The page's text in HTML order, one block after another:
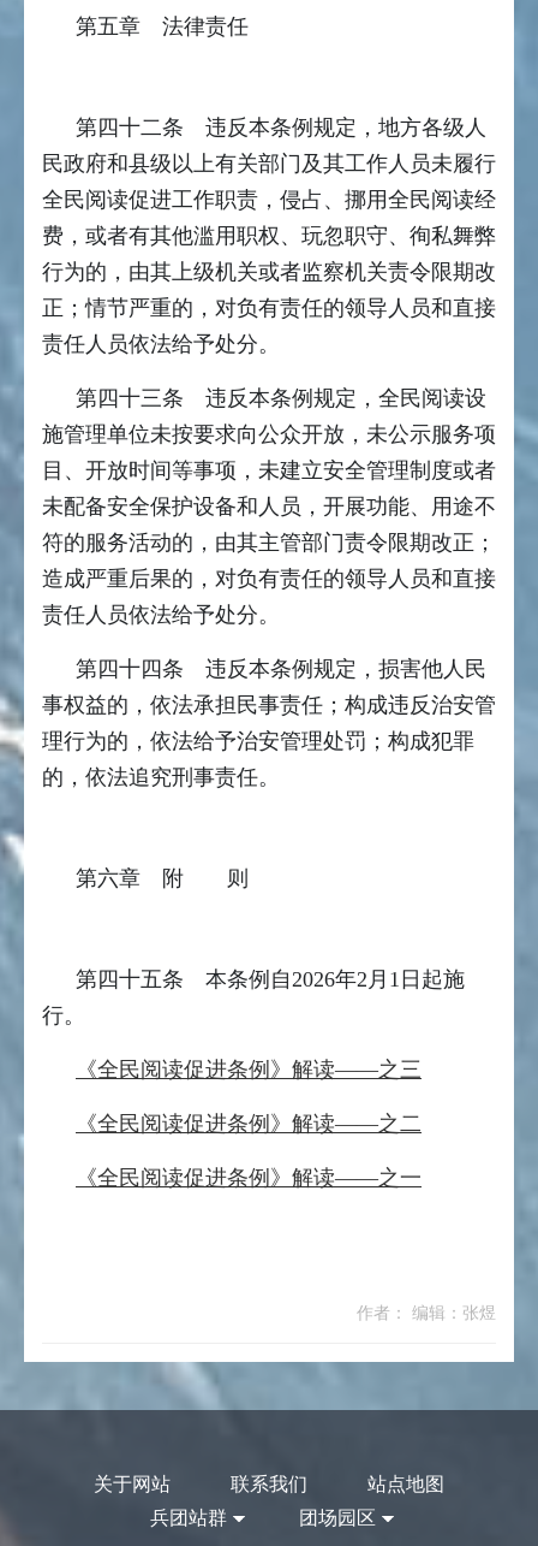
第五章 法律责任
第四十二条 违反本条例规定，地方各级人
民政府和县级以上有关部门及其工作人员未履行
全民阅读促进工作职责，侵占、挪用全民阅读经
费，或者有其他滥用职权、玩忽职守、徇私舞弊
行为的，由其上级机关或者监察机关责令限期改
正；情节严重的，对负有责任的领导人员和直接
责任人员依法给予处分。
第四十三条 违反本条例规定，全民阅读设
施管理单位未按要求向公众开放，未公示服务项
目、开放时间等事项，未建立安全管理制度或者
未配备安全保护设备和人员，开展功能、用途不
符的服务活动的，由其主管部门责令限期改正；
造成严重后果的，对负有责任的领导人员和直接
责任人员依法给予处分。
第四十四条 违反本条例规定，损害他人民
事权益的，依法承担民事责任；构成违反治安管
理行为的，依法给予治安管理处罚；构成犯罪
的，依法追究刑事责任。
第六章 附 则
第四十五条 本条例自2026年2月1日起施
行。
《全民阅读促进条例》解读——之三
《全民阅读促进条例》解读——之二
《全民阅读促进条例》解读——之一
作者： 编辑：张煜
关于网站 联系我们
站点地图
兵团站群
团场园区